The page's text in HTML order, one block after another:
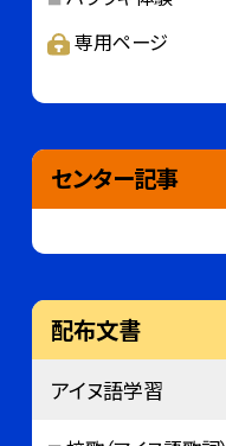
専用ページ
センター記事
配布文書
アイヌ語学習